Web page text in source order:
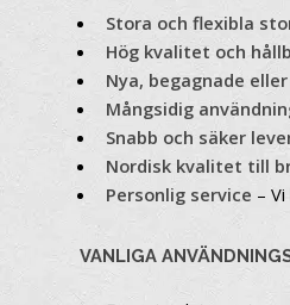
Stora och flexibla
Hög kvalitet och
Nya, begagnade
Mångsidig
Snabb och säker
Nordisk kvalitet till
Personlig service –
VANLIGA